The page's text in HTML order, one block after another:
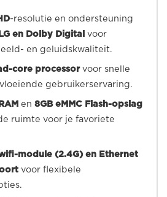
-resolutie en ondersteuning
en Dolby Digital voor
en geluidskwaliteit.
core processorvoor snelle
gebruikerservaring.
en 8GB eMMC Flash-opslag
ruimte voor je favoriete
module (2.4G) en Ethernet
voor flexibele